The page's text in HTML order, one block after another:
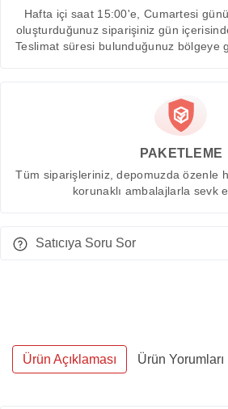
Hafta içi saat 15:00'e, Cumartesi
oluşturduğunuz siparişiniz gün
Teslimat süresi bulunduğunuz bölgeye
PAKETLEME
Tüm siparişleriniz, depomuzda özenle
korunaklı ambalajlarla sevk
Satıcıya Soru Sor
Ürün Açıklaması Ürün Yorumları